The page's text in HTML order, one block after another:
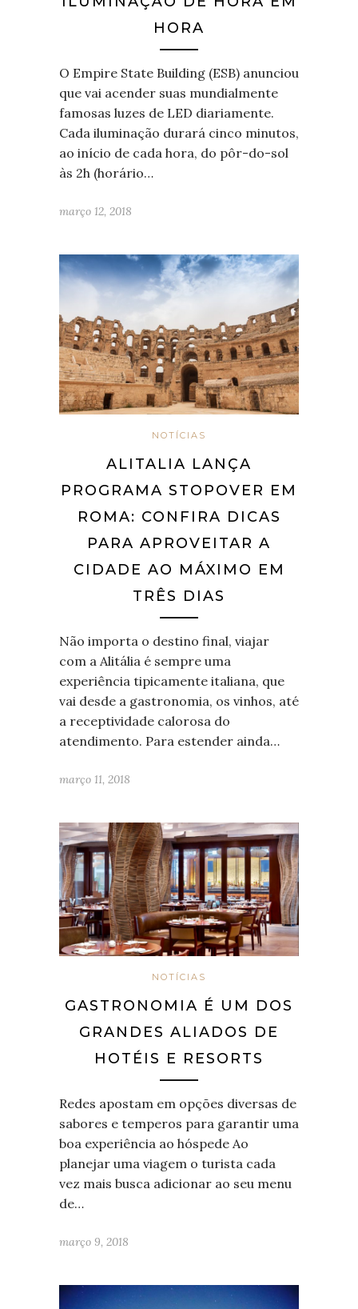
HORA
O Empire State Building (ESB) anunciou
que vai acender suas mundialmente
famosas luzes de LED diariamente.
Cada iluminação durará cinco minutos,
ao início de cada hora, do pôr-do-sol
às 2h (horário…
março 12, 2018
NOTÍCIAS
ALITALIA LANÇA
PROGRAMA STOPOVER EM
ROMA: CONFIRA DICAS
PARA APROVEITAR A
CIDADE AO MÁXIMO EM
TRÊS DIAS
Não importa o destino final, viajar
com a Alitália é sempre uma
experiência tipicamente italiana, que
vai desde a gastronomia, os vinhos, até
a receptividade calorosa do
atendimento. Para estender ainda…
março 11, 2018
NOTÍCIAS
GASTRONOMIA É UM DOS
GRANDES ALIADOS DE
HOTÉIS E RESORTS
Redes apostam em opções diversas de
sabores e temperos para garantir uma
boa experiência ao hóspede Ao
planejar uma viagem o turista cada
vez mais busca adicionar ao seu menu
de…
março 9, 2018